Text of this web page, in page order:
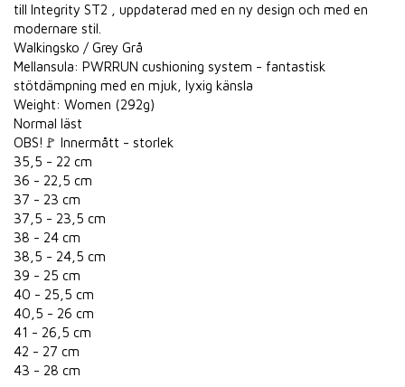
till Integrity ST2 , uppdaterad med en ny design och med en
modernare stil.
Walkingsko / Grey Grå
Mellansula: PWRRUN cushioning system - fantastisk
stötdämpning med en mjuk, lyxig känsla
Weight: Women (292g)
Normal läst
OBS!🚩 Innermått - storlek
35,5 - 22 cm
36 - 22,5 cm
37 - 23 cm
37,5 - 23,5 cm
38 - 24 cm
38,5 - 24,5 cm
39 - 25 cm
40 - 25,5 cm
40,5 - 26 cm
41 - 26,5 cm
42 - 27 cm
43 - 28 cm